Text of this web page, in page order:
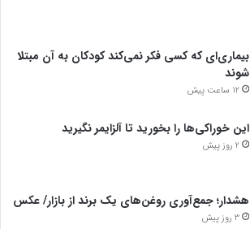
بیماری‌ای که کسی فکر نمی‌کند کودکان به آن مبتلا
شوند
12 ساعت پیش
این خوراکی‌ها را بخورید تا آلزایمر نگیرید
2 روز پیش
هشدار؛ جمع‌آوری روغن‌های یک برند از بازار/ عکس
3 روز پیش